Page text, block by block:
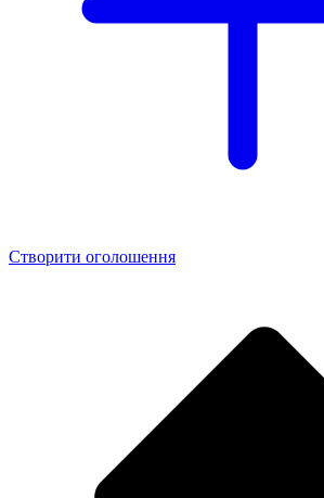
Створити оголошення